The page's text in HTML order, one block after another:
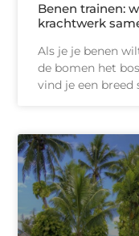
Benen trainen:
krachtwerk
Als je je benen
de bomen het
vind je een breed